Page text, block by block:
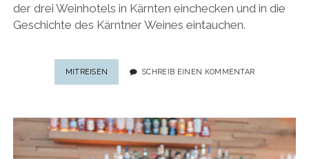
der drei Weinhotels in Kärnten einchecken und in die
Geschichte des Kärntner Weines eintauchen.
MITREISEN
WOHNEN
BEIM
WEINGUT:
WEINHOTELS
SCHREIB EINEN KOMMENTAR